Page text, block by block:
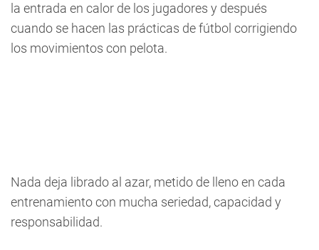
la entrada en calor de los jugadores y después
cuando se hacen las prácticas de fútbol corrigiendo
los movimientos con pelota.
Nada deja librado al azar, metido de lleno en cada
entrenamiento con mucha seriedad, capacidad y
responsabilidad.